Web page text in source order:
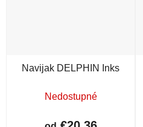
Navijak DELPHIN Inks
Nedostupné